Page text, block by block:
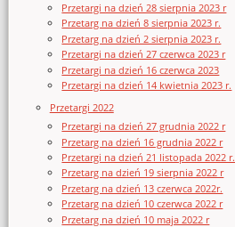
Przetargi na dzień 28 sierpnia 2023 r
Przetarg na dzień 8 sierpnia 2023 r.
Przetarg na dzień 2 sierpnia 2023 r.
Przetargi na dzień 27 czerwca 2023 r
Przetargi na dzień 16 czerwca 2023
Przetargi na dzień 14 kwietnia 2023 r.
Przetargi 2022
Przetargi na dzień 27 grudnia 2022 r
Przetarg na dzień 16 grudnia 2022 r
Przetargi na dzień 21 listopada 2022 r.
Przetarg na dzień 19 sierpnia 2022 r
Przetarg na dzień 13 czerwca 2022r.
Przetarg na dzień 10 czerwca 2022 r
Przetarg na dzień 10 maja 2022 r